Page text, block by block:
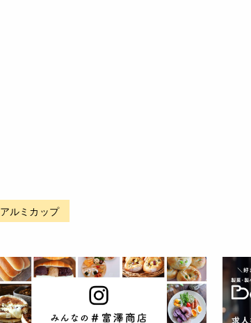
アルミカップ